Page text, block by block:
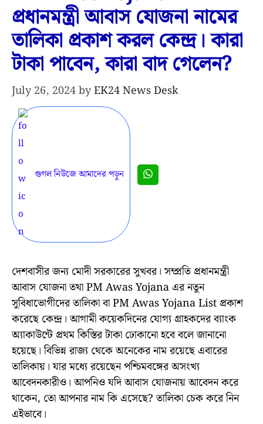
প্রধানমন্ত্রী আবাস যোজনা নামের
তালিকা প্রকাশ করল কেন্দ্র। কারা
টাকা পাবেন, কারা বাদ গেলেন?
July 26, 2024byEK24 News Desk
গুগল নিউজে আমাদের পড়ুন
দেশবাসীর জন্য মোদী সরকারের সুখবর। সম্প্রতি প্রধানমন্ত্রী
আবাস যোজনা তথা PM Awas Yojana এর নতুন
সুবিধাভোগীদের তালিকা বা PM Awas Yojana List প্রকাশ
করেছে কেন্দ্র। আগামী কয়েকদিনের যোগ্য গ্রাহকদের ব্যাংক
অ্যাকাউন্টে প্রথম কিস্তির টাকা ঢোকানো হবে বলে জানানো
হয়েছে। বিভিন্ন রাজ্য থেকে অনেকের নাম রয়েছে এবারের
তালিকায়। যার মধ্যে রয়েছেন পশ্চিমবঙ্গের অসংখ্য
আবেদনকারীও। আপনিও যদি আবাস যোজনায় আবেদন করে
থাকেন, তো আপনার নাম কি এসেছে? তালিকা চেক করে নিন
এইভাবে।